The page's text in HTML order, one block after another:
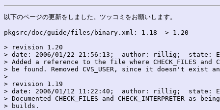
以下のページの更新をしました。ツッコミをお願いします。
pkgsrc/doc/guide/files/binary.xml: 1.18 -> 1.20
> revision 1.20
> date: 2006/01/22 21:56:13;  author: rillig;  state:
> Added a reference to the file where CHECK_FILES and
> be found. Removed CVS_USER, since it doesn't exist
> ----------------------------
> revision 1.19
> date: 2006/01/12 11:22:40;  author: rillig;  state:
> Documented CHECK_FILES and CHECK_INTERPRETER as
> builds.